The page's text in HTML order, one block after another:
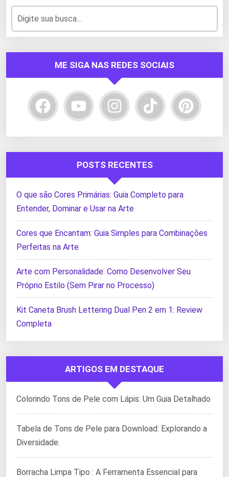
ME SIGA NAS REDES SOCIAIS
POSTS RECENTES
O que são Cores Primárias: Guia Completo para
Entender, Dominar e Usar na Arte
Cores que Encantam: Guia Simples para Combinações
Perfeitas na Arte
Arte com Personalidade: Como Desenvolver Seu
Próprio Estilo (Sem Pirar no Processo)
Kit Caneta Brush Lettering Dual Pen 2 em 1: Review
Completa
ARTIGOS EM DESTAQUE
Colorindo Tons de Pele com Lápis: Um Guia Detalhado
Tabela de Tons de Pele para Download: Explorando a
Diversidade.
Borracha Limpa Tipo : A Ferramenta Essencial para